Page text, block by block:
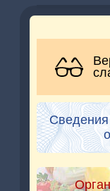
Сведения